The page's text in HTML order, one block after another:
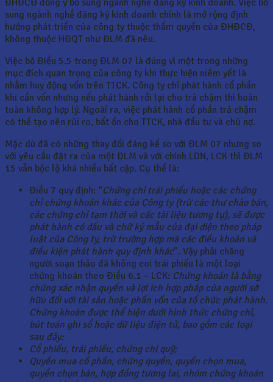
ĐHĐCĐ đồng ý bổ sung ngành nghề đăng ký kinh doanh. Việc bổ
sung ngành nghề đăng ký kinh doanh chính là mở rộng định
hướng phát triển của công ty thuộc thẩm quyền của ĐHĐCĐ,
không thuộc HĐQT như ĐLM đã nêu.
Việc bỏ Điều 5.5 trong ĐLM 07 là đúng vì một trong những
mục đích quan trọng của công ty khi thực hiện niêm yết là
nhằm huy động vốn trên TTCK. Công ty chỉ phát hành cổ phần
khi cần vốn nhưng nếu phát hành rồi lại cho trả chậm thì hoàn
toàn không hợp lý. Ngoài ra, việc phát hành cổ phần trả chậm
có thể tạo nên rủi ro, bất ổn cho TTCK, nhà đầu tư và chủ nợ.
Mặc dù đã có những thay đổi đáng kể so với ĐLM 07 nhưng so
với yêu cầu đặt ra của một ĐLM và với chính LDN, LCK thì ĐLM
15 vẫn bộc lộ khá nhiều bất cập. Cụ thể là:
Điều 7 quy định: “Chứng chỉ trái phiếu hoặc các chứng
chỉ chứng khoán khác của Công ty (trừ các thư chào bán,
các chứng chỉ tạm thời và các tài liệu tương tự), sẽ được
phát hành có dấu và chữ ký mẫu của đại diện theo pháp
luật của Công ty, trừ trường hợp mà các điều khoản và
điều kiện phát hành quy định khác”. Vậy phải chăng
người soạn thảo đã không coi trái phiếu là một loại
chứng khoán theo Điều 6.1 – LCK: Chứng khoán là bằng
chứng xác nhận quyền và lợi ích hợp pháp của người sở
hữu đối với tài sản hoặc phần vốn của tổ chức phát hành.
Chứng khoán được thể hiện dưới hình thức chứng chỉ,
bút toán ghi sổ hoặc dữ liệu điện tử, bao gồm các loại
sau đây:
Cổ phiếu, trái phiếu, chứng chỉ quỹ;
Quyền mua cổ phần, chứng quyền, quyền chọn mua,
quyền chọn bán, hợp đồng tương lai, nhóm chứng khoán